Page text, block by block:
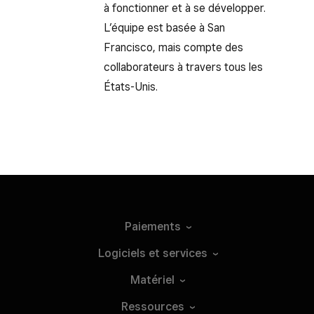
à fonctionner et à se développer.
L’équipe est basée à San
Francisco, mais compte des
collaborateurs à travers tous les
États-Unis.
Paiements
Logiciels et services
Matériel
Ressources